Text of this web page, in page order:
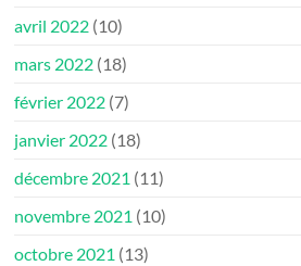
avril 2022 (10)
mars 2022 (18)
février 2022 (7)
janvier 2022 (18)
décembre 2021 (11)
novembre 2021 (10)
octobre 2021 (13)